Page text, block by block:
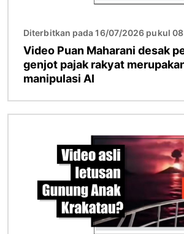
Diterbitkan pada 16/07/2026 pukul
Video Puan Maharani desak
genjot pajak rakyat
manipulasi AI